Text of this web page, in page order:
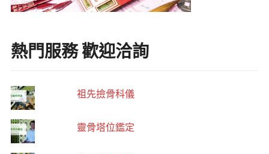
熱門服務 歡迎洽詢
祖先撿骨科儀
靈骨塔位鑑定